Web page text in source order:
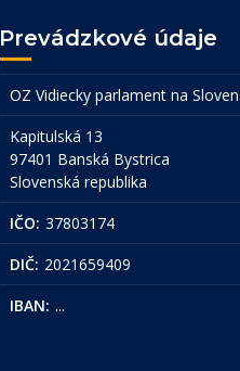
Prevádzkové údaje
OZ Vidiecky parlament na
Kapitulská 13
97401 Banská Bystrica
Slovenská republika
IČO: 37803174
DIČ: 2021659409
IBAN: ...